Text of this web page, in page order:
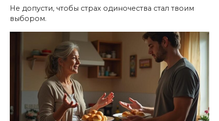
Не допусти, чтобы страх одиночества стал твоим
выбором.